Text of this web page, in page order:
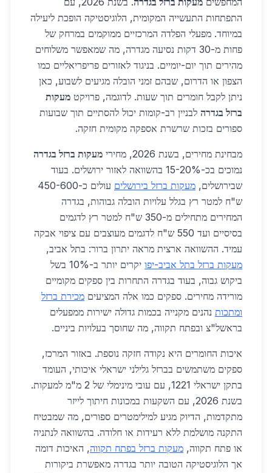
התפתחות התעשייה המקומית, הלוגיסטיקה הופכת ליעילה
במיוחד. מפעלי הפלדה המרכזיים ממוקמים במרחק של
פחות מ-30 דקות נסיעה מגדרה, מה שמאפשר משלוחים
מהירים תוך יום-יומיים. בניגוד לאזורים פריפריאליים כמו
הצפון או הדרום, שבהם זמני הובלה מגיעים לשבוע, כאן
ניתן לקבל חומרים תוך שעות. לדוגמה, פרויקט מעקות
ברזל בגדרה לבניין רב-קומות יכול להסתיים תוך שבועות
ספורים בזכות שרשרת אספקה מקומית חזקה.
מבחינת מחירים, בשנת 2026, מחירי
מעקות ברזל בגדרה
נמוכים בכ-15-20% בהשוואה לאזור ירושלים. בעוד
שבירושלים, מעקות ברזל בירושלים
עולים כ-450-600
ש"ח למטר רץ בגלל עלויות הובלה גבוהות, בגדרה
המחירים מתחילים מ-350 ש"ח למטר רץ לדגמים
בסיסיים ועד 550 ש"ח לדגמים מעוצבים עם ציפוי אבקה
עמיד. ההשוואה ארצית מראה יתרון ברור: בתל אביב,
מעקות ברזל בתל אביב-יפו
יקרים יותר ב-10% בשל
ביקוש גבוה, בעוד בגדרה התחרות בין ספקים מקומיים
מורידה מחירים. ספקים כמו אלה המציעים מכירת ברזל
ומתכות נהנים מקנייה בכמות גדולה ישירות ממפעלים
בראשל"צ ובפתח תקווה, מה שחוסך בעלויות ביניים.
איכות החומרים היא נקודה חזקה נוספת. באזור המרכז,
ספקים משתמשים בברזל גלילני ישראלי איכותי, העומד
בתקן ישראלי 1221, עם עובי מינימלי של 2 מ"מ למעקות.
בשנת 2026, עם השקעות במכונות חיתוך לייזר
מתקדמות, הדיוק מגיע למילימטרים ספורים, מה שמבטיח
התקנה מושלמת ללא רעידות או חלודה. בהשוואה לנתניה
או פתח תקווה, מעקות ברזל בפתח תקווה, האיכות דומה
אך הלוגיסטיקה הטובה יותר בגדרה מאפשרת ביקורות